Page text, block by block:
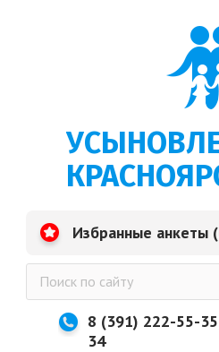
Избранные анкеты (
8 (391) 222-55-
34